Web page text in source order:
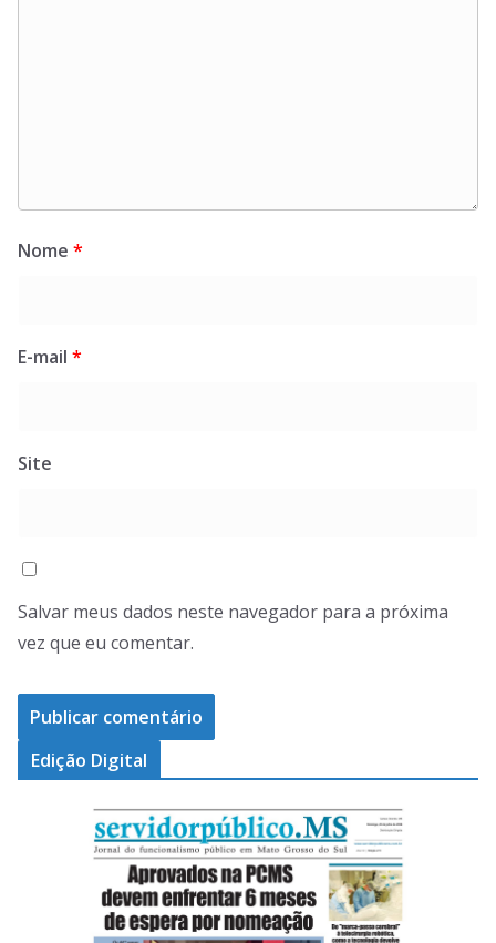
Nome *
E-mail *
Site
Salvar meus dados neste navegador para a próxima
vez que eu comentar.
Edição Digital